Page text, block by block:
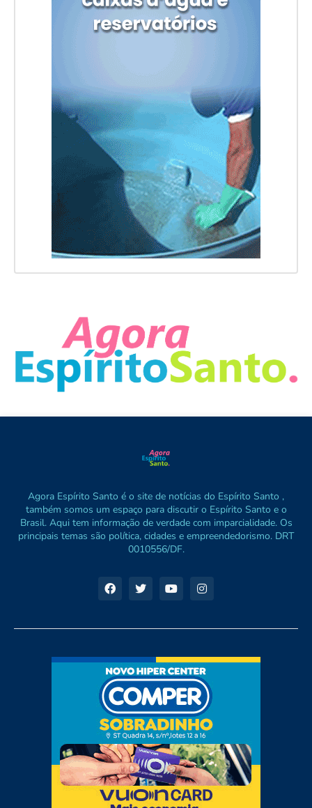
Agora Espírito Santo é o site de notícias do Espírito Santo ,
também somos um espaço para discutir o Espírito Santo e o
Brasil. Aqui tem informação de verdade com imparcialidade. Os
principais temas são política, cidades e empreendedorismo. DRT
0010556/DF.